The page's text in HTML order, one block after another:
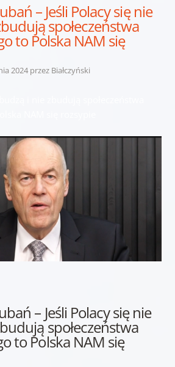
– Jeśli Polacy się nie
społeczeństwa
to Polska NAM się
2024przez Białczyński
– Jeśli Polacy się nie
społeczeństwa
to Polska NAM się